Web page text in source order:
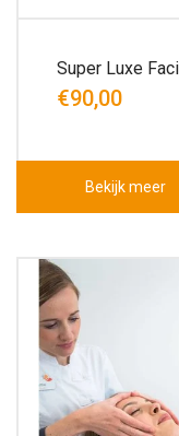
Super Luxe
€90,00
Bekijk meer